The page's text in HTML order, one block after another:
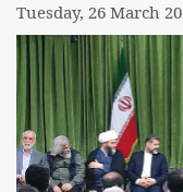
Tuesday, 26 March